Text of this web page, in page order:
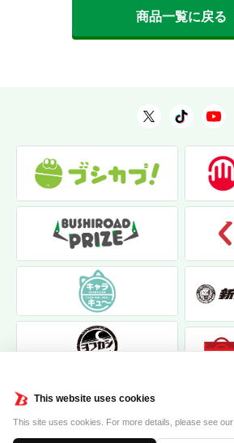
This website uses cookies
This site uses cookies. For more details, please see our
商品一覧に戻る